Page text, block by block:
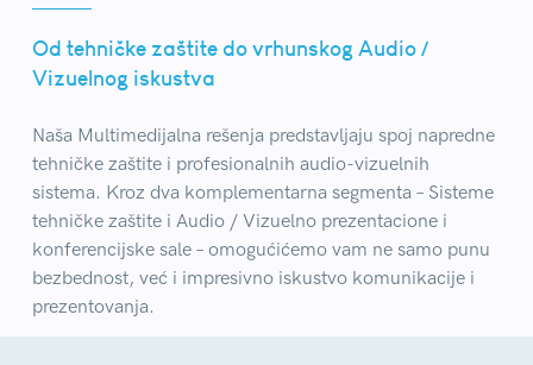
Od tehničke zaštite do vrhunskog Audio /
Vizuelnog iskustva
Naša Multimedijalna rešenja predstavljaju spoj napredne
tehničke zaštite i profesionalnih audio-vizuelnih
sistema. Kroz dva komplementarna segmenta – Sisteme
tehničke zaštite i Audio / Vizuelno prezentacione i
konferencijske sale – omogućićemo vam ne samo punu
bezbednost, već i impresivno iskustvo komunikacije i
prezentovanja.